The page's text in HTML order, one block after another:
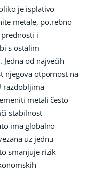
je isplativo
metale, potrebno
i
s ostalim
od najvećih
njegova otpornost na
razdobljima
metali često
stabilnost
ima globalno
uz jednu
smanjuje rizik